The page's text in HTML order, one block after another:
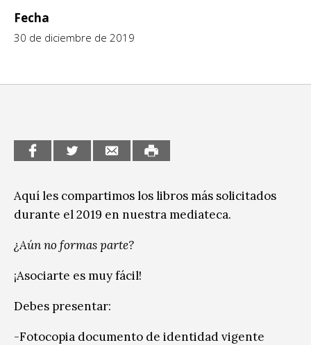
CCE en el interior/libros
Exposiciones
Género y Diversidad
Letras
Música
Fecha
30 de diciembre de 2019
Aquí les compartimos los libros más solicitados
durante el 2019 en nuestra mediateca.
¿Aún no formas parte?
¡Asociarte es muy fácil!
Debes presentar:
-Fotocopia documento de identidad vigente